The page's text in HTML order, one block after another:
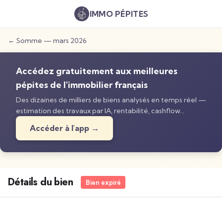
IMMOPÉPITES
← Somme — mars 2026
Accédez gratuitement aux meilleures
pépites de l'immobilier français
Des dizaines de milliers de biens analysés en temps réel —
estimation des travaux par IA, rentabilité, cashflow…
Accéder à l'app →
Détails du bien Bien expiré